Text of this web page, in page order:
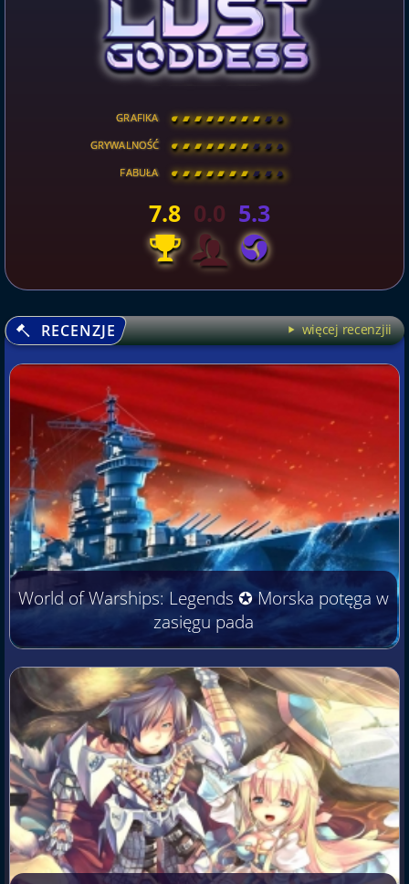
GRAFIKA [ \ \ \ \ \ \ \ \ ]
GRYWALNOŚĆ [ \ \ \ \ \ \ \ \ ]
FABUŁA [ \ \ \ \ \ \ \ \ ]
7.8 0.0 5.3
RECENZJE więcej recenzjii
World of Warships: Legends ✪ Morska potęga w
zasięgu pada